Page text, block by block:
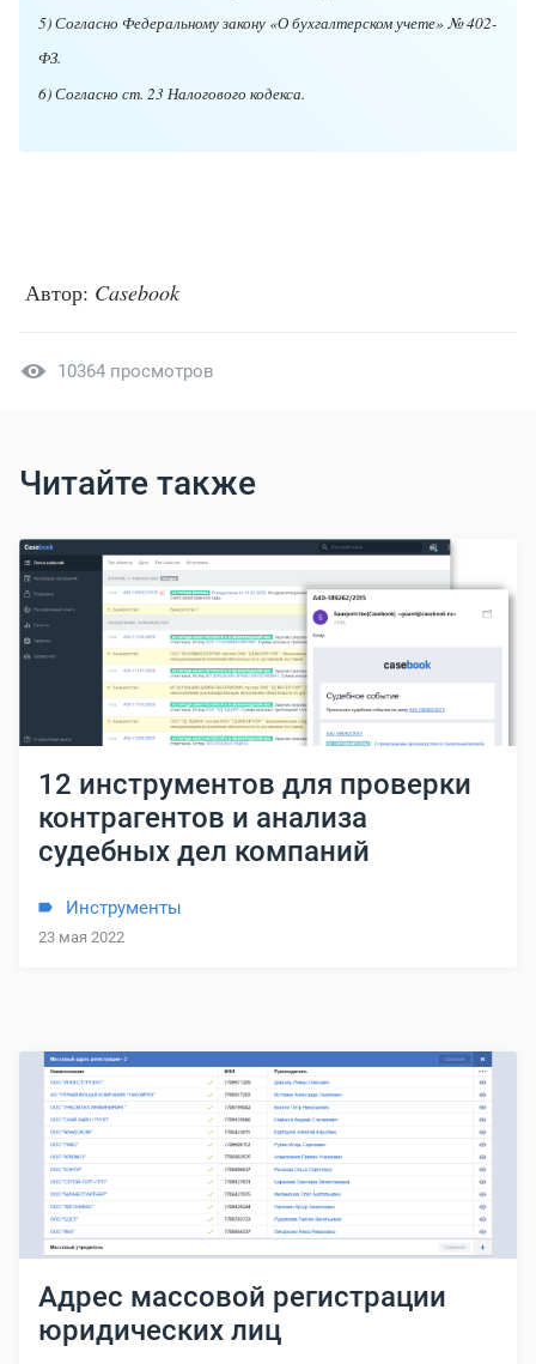
5) Согласно Федеральному закону «О бухгалтерском учете» № 402-
ФЗ.
6) Согласно ст. 23 Налогового кодекса.
Автор: Casebook
10364 просмотров
Читайте также
12 инструментов для проверки
контрагентов и анализа
судебных дел компаний
Инструменты
23 мая 2022
Адрес массовой регистрации
юридических лиц